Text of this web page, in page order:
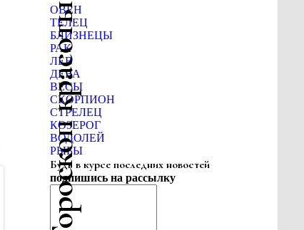
Гороскоп красоты
ОВЕН
ТЕЛЕЦ
БЛИЗНЕЦЫ
РАК
ЛЕВ
ДЕВА
ВЕСЫ
СКОРПИОН
СТРЕЛЕЦ
КОЗЕРОГ
ВОДОЛЕЙ
РЫБЫ
Будь в курсе последних новостей
подпишись на рассылку